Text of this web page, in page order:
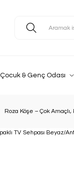
Çocuk & Genç Odası
Roza Köşe – Çok